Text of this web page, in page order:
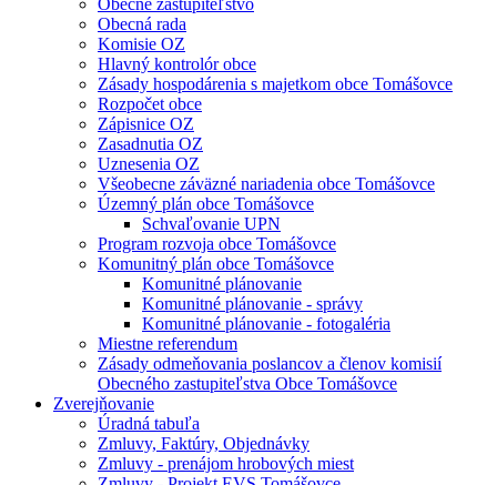
Obecné zastupiteľstvo
Obecná rada
Komisie OZ
Hlavný kontrolór obce
Zásady hospodárenia s majetkom obce Tomášovce
Rozpočet obce
Zápisnice OZ
Zasadnutia OZ
Uznesenia OZ
Všeobecne záväzné nariadenia obce Tomášovce
Územný plán obce Tomášovce
Schvaľovanie UPN
Program rozvoja obce Tomášovce
Komunitný plán obce Tomášovce
Komunitné plánovanie
Komunitné plánovanie - správy
Komunitné plánovanie - fotogaléria
Miestne referendum
Zásady odmeňovania poslancov a členov komisií
Obecného zastupiteľstva Obce Tomášovce
Zverejňovanie
Úradná tabuľa
Zmluvy, Faktúry, Objednávky
Zmluvy - prenájom hrobových miest